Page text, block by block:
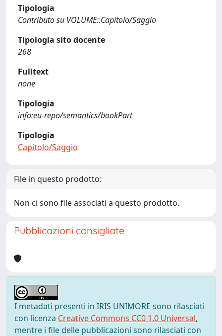
Tipologia
Contributo su VOLUME::Capitolo/Saggio
Tipologia sito docente
268
Fulltext
none
Tipologia
info:eu-repo/semantics/bookPart
Tipologia
Capitolo/Saggio
File in questo prodotto:
Non ci sono file associati a questo prodotto.
Pubblicazioni consigliate
I metadati presenti in IRIS UNIMORE sono rilasciati
con licenza Creative Commons CC0 1.0 Universal,
mentre i file delle pubblicazioni sono rilasciati con